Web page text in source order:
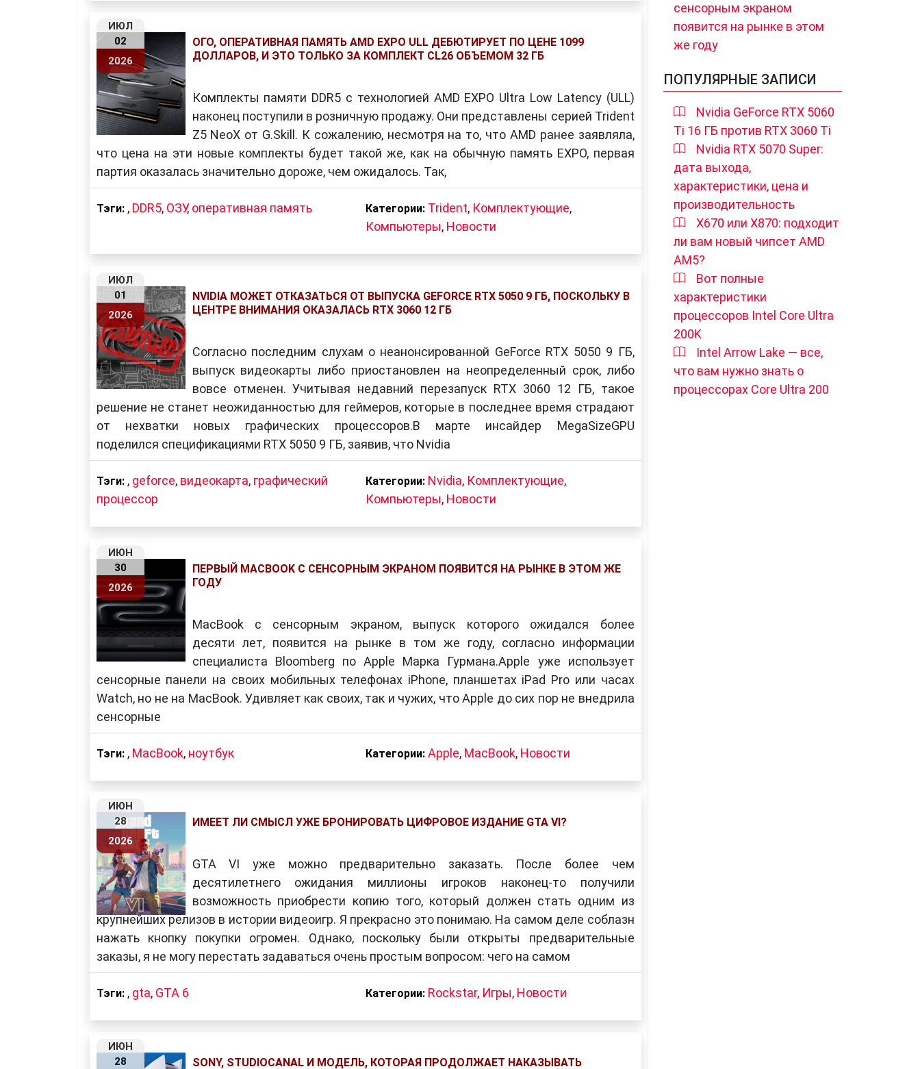
ИЮЛ
02
2026
ОГО, ОПЕРАТИВНАЯ ПАМЯТЬ AMD EXPO ULL ДЕБЮТИРУЕТ ПО ЦЕНЕ 1099
ДОЛЛАРОВ, И ЭТО ТОЛЬКО ЗА КОМПЛЕКТ CL26 ОБЪЕМОМ 32 ГБ
Комплекты памяти DDR5 с технологией AMD EXPO Ultra Low Latency (ULL)
наконец поступили в розничную продажу. Они представлены серией Trident
Z5 NeoX от G.Skill. К сожалению, несмотря на то, что AMD ранее заявляла,
что цена на эти новые комплекты будет такой же, как на обычную память EXPO, первая
партия оказалась значительно дороже, чем ожидалось. Так,
Тэги:, DDR5, ОЗУ,оперативная память Категории: Trident, Комплектующие,
Компьютеры, Новости
ИЮЛ
01
2026
NVIDIA МОЖЕТ ОТКАЗАТЬСЯ ОТ ВЫПУСКА GEFORCE RTX 5050 9 ГБ, ПОСКОЛЬКУ В
ЦЕНТРЕ ВНИМАНИЯ ОКАЗАЛАСЬ RTX 3060 12 ГБ
Согласно последним слухам о неанонсированной GeForce RTX 5050 9 ГБ,
выпуск видеокарты либо приостановлен на неопределенный срок, либо
вовсе отменен. Учитывая недавний перезапуск RTX 3060 12 ГБ, такое
решение не станет неожиданностью для геймеров, которые в последнее время страдают
от нехватки новых графических процессоров.В марте инсайдер MegaSizeGPU
поделился спецификациями RTX 5050 9 ГБ, заявив, что Nvidia
Тэги:, geforce, видеокарта, графический
процессор
Категории: Nvidia, Комплектующие,
Компьютеры, Новости
ИЮН
30
2026
ПЕРВЫЙ MACBOOK С СЕНСОРНЫМ ЭКРАНОМ ПОЯВИТСЯ НА РЫНКЕ В ЭТОМ ЖЕ
ГОДУ
MacBook с сенсорным экраном, выпуск которого ожидался более
десяти лет, появится на рынке в том же году, согласно информации
специалиста Bloomberg по Apple Марка Гурмана.Apple уже использует
сенсорные панели на своих мобильных телефонах iPhone, планшетах iPad Pro или часах
Watch, но не на MacBook. Удивляет как своих, так и чужих, что Apple до сих пор не внедрила
сенсорные
Тэги:, MacBook, ноутбук Категории: Apple, MacBook, Новости
ИЮН
28
2026
ИМЕЕТ ЛИ СМЫСЛ УЖЕ БРОНИРОВАТЬ ЦИФРОВОЕ ИЗДАНИЕ GTA VI?
GTA VI уже можно предварительно заказать. После более чем
десятилетнего ожидания миллионы игроков наконец-то получили
возможность приобрести копию того, который должен стать одним из
крупнейших релизов в истории видеоигр. Я прекрасно это понимаю. На самом деле соблазн
нажать кнопку покупки огромен. Однако, поскольку были открыты предварительные
заказы, я не могу перестать задаваться очень простым вопросом: чего на самом
Тэги:, gta, GTA 6 Категории: Rockstar, Игры, Новости
ИЮН
28
SONY, STUDIOCANAL И МОДЕЛЬ, КОТОРАЯ ПРОДОЛЖАЕТ НАКАЗЫВАТЬ
сенсорным экраном
появится на рынке в этом
же году
ПОПУЛЯРНЫЕ ЗАПИСИ
Nvidia GeForce RTX 5060
Ti 16 ГБ против RTX 3060 Ti
Nvidia RTX 5070 Super:
дата выхода,
характеристики, цена и
производительность
X670 или X870: подходит
ли вам новый чипсет AMD
AM5?
Вот полные
характеристики
процессоров Intel Core Ultra
200K
Intel Arrow Lake — все,
что вам нужно знать о
процессорах Core Ultra 200